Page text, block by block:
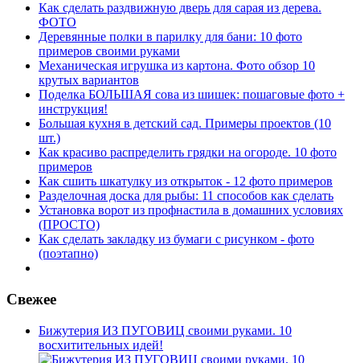
Как сделать раздвижную дверь для сарая из дерева.
ФОТО
Деревянные полки в парилку для бани: 10 фото
примеров своими руками
Механическая игрушка из картона. Фото обзор 10
крутых вариантов
Поделка БОЛЬШАЯ сова из шишек: пошаговые фото +
инструкция!
Большая кухня в детский сад. Примеры проектов (10
шт.)
Как красиво распределить грядки на огороде. 10 фото
примеров
Как сшить шкатулку из открыток - 12 фото примеров
Разделочная доска для рыбы: 11 способов как сделать
Установка ворот из профнастила в домашних условиях
(ПРОСТО)
Как сделать закладку из бумаги с рисунком - фото
(поэтапно)
Свежее
Бижутерия ИЗ ПУГОВИЦ своими руками. 10
восхитительных идей!